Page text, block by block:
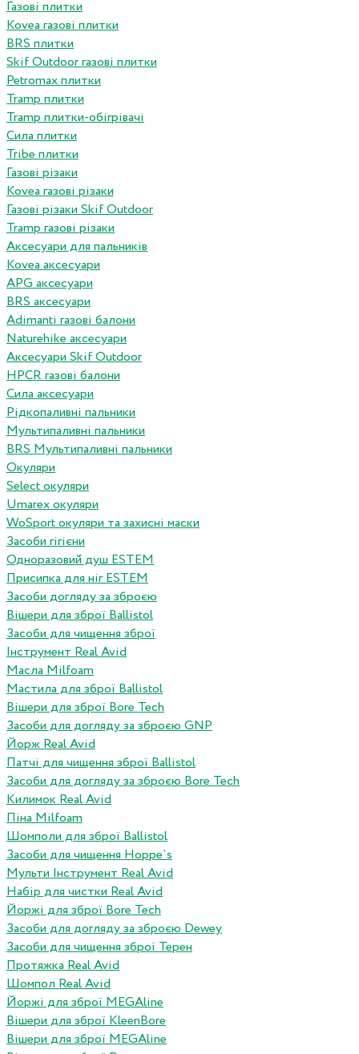
Газові плитки
Kovea газові плитки
BRS плитки
Skif Outdoor газові плитки
Petromax плитки
Tramp плитки
Tramp плитки-обігрівачі
Сила плитки
Tribe плитки
Газові різаки
Kovea газові різаки
Газові різаки Skif Outdoor
Tramp газові різаки
Аксесуари для пальників
Kovea аксесуари
APG аксесуари
BRS аксесуари
Adimanti газові балони
Naturehike аксесуари
Аксесуари Skif Outdoor
HPCR газові балони
Сила аксесуари
Рідкопаливні пальники
Мультипаливні пальники
BRS Мультипаливні пальники
Окуляри
Select окуляри
Umarex окуляри
WoSport окуляри та захисні маски
Засоби гігієни
Одноразовий душ ESTEM
Присипка для ніг ESTEM
Засоби догляду за зброєю
Вішери для зброї Ballistol
Засоби для чищення зброї
Інструмент Real Avid
Масла Milfoam
Мастила для зброї Ballistol
Вішери для зброї Bore Tech
Засоби для догляду за зброєю GNP
Йорж Real Avid
Патчі для чищення зброї Ballistol
Засоби для догляду за зброєю Bore Tech
Килимок Real Avid
Піна Milfoam
Шомполи для зброї Ballistol
Засоби для чищення Hoppe`s
Мульти Інструмент Real Avid
Набір для чистки Real Avid
Йоржі для зброї Bore Tech
Засоби для догляду за зброєю Dewey
Засоби для чищення зброї Терен
Протяжка Real Avid
Шомпол Real Avid
Йоржі для зброї MEGAline
Вішери для зброї KleenBore
Вішери для зброї MEGAline